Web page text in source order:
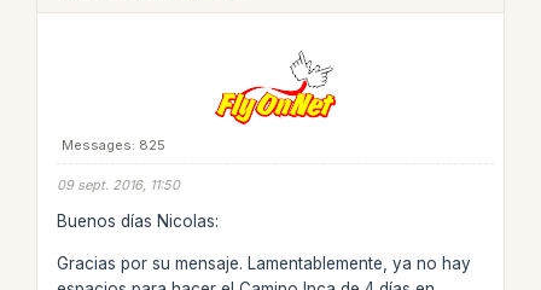
Messages: 825
09 sept. 2016, 11:50
Buenos días Nicolas:
Gracias por su mensaje. Lamentablemente, ya no hay